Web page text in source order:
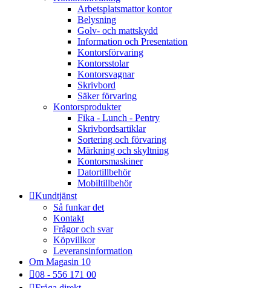
Arbetsplatsmattor kontor
Belysning
Golv- och mattskydd
Information och Presentation
Kontorsförvaring
Kontorsstolar
Kontorsvagnar
Skrivbord
Säker förvaring
Kontorsprodukter
Fika - Lunch - Pentry
Skrivbordsartiklar
Sortering och förvaring
Märkning och skyltning
Kontorsmaskiner
Datortillbehör
Mobiltillbehör
Kundtjänst
Så funkar det
Kontakt
Frågor och svar
Köpvillkor
Leveransinformation
Om Magasin 10
08 - 556 171 00